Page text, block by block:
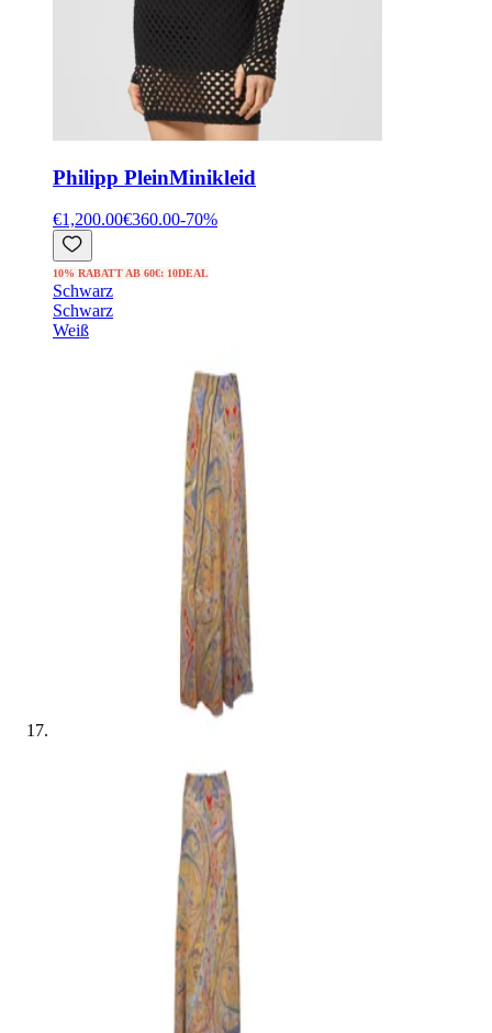
Philipp PleinMinikleid
€1,200.00€360.00-70%
10% RABATT AB 60€: 10DEAL
Schwarz
Schwarz
Weiß